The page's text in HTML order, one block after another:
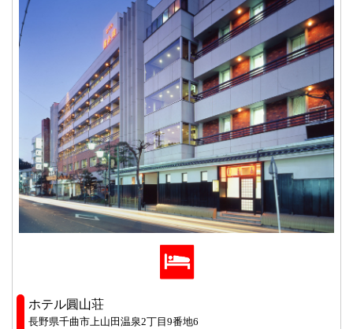
ホテル圓山荘
長野県千曲市上山田温泉2丁目9番地6